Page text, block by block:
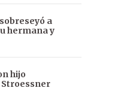
a
hermana y
hijo